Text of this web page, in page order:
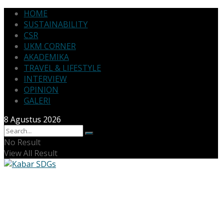
HOME
SUSTAINABILITY
CSR
UKM CORNER
AKADEMIKA
TRAVEL & LIFESTYLE
INTERVIEW
OPINION
GALERI
8 Agustus 2026
No Result
View All Result